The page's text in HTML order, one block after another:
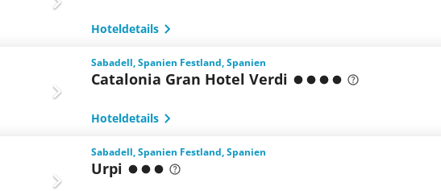
Hoteldetails
Sabadell, Spanien Festland, Spanien
Catalonia Gran Hotel Verdi
Hoteldetails
Sabadell, Spanien Festland, Spanien
Urpi